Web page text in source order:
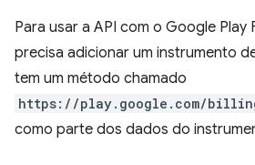
Para usar a API com o Google
precisa adicionar um instrumento
tem um método chamado
https://play.google.com/
como parte dos dados do